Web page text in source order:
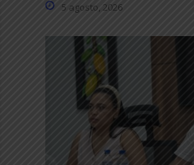
5 agosto, 2026